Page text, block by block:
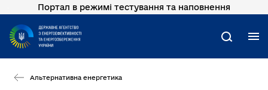
Перейти
основного
вмісту
Портал в режимі тестування та наповнення
Пошук
Альтернативна енергетика